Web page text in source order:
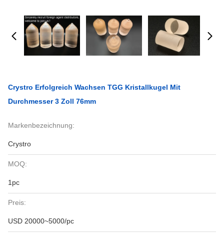
Crystro Erfolgreich Wachsen TGG Kristallkugel Mit
Durchmesser 3 Zoll 76mm
Markenbezeichnung:
Crystro
MOQ:
1pc
Preis:
USD 20000~5000/pc